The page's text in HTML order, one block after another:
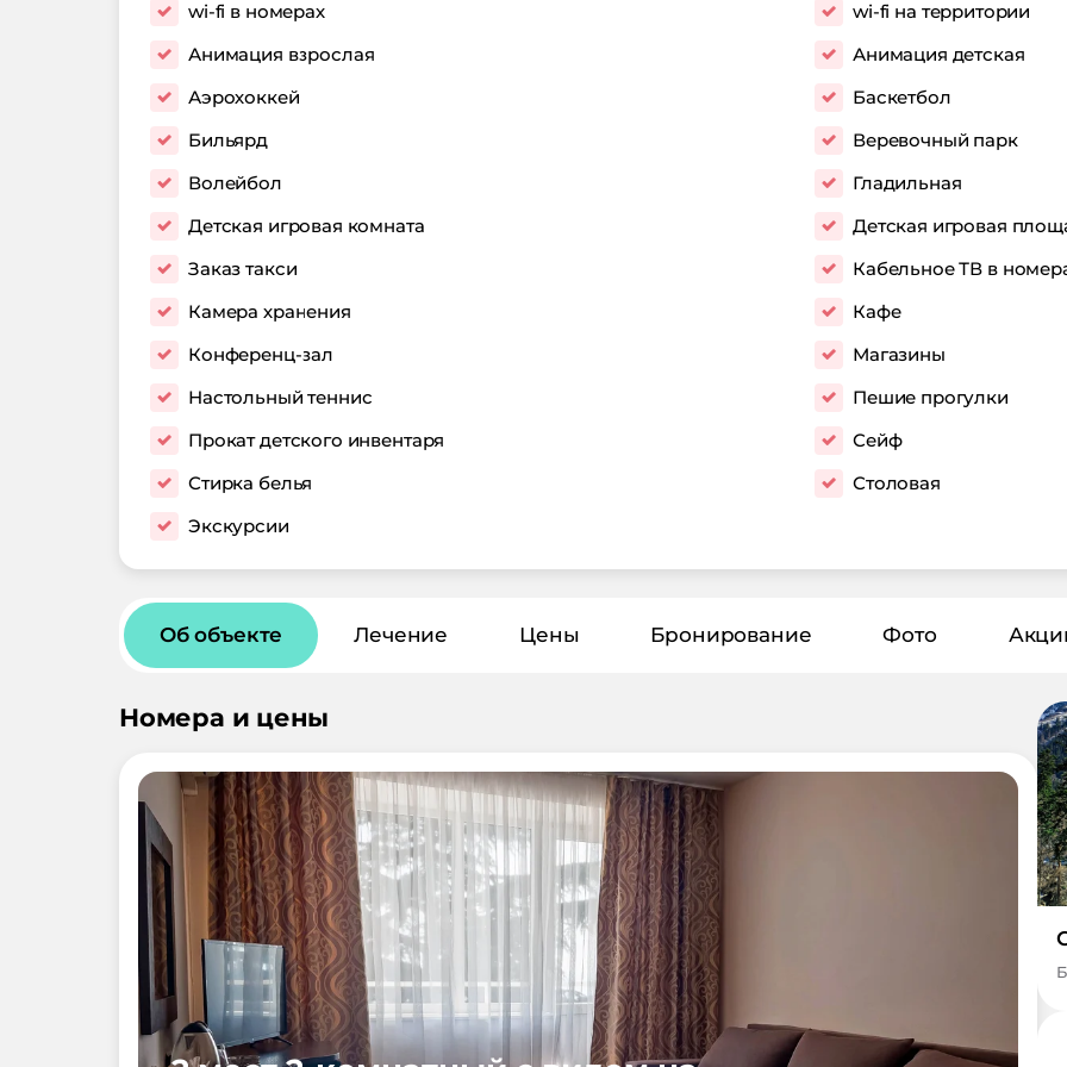
wi-fi в номерах
wi-fi на территории
Анимация взрослая
Анимация детская
Аэрохоккей
Баскетбол
Бильярд
Веревочный парк
Волейбол
Гладильная
Детская игровая комната
Детская игровая
Заказ такси
Кабельное ТВ в
Камера хранения
Кафе
Конференц-зал
Магазины
Настольный теннис
Пешие прогулки
Прокат детского инвентаря
Сейф
Стирка белья
Столовая
Экскурсии
Об объекте Лечение Цены Бронирование Фото
Номера и цены